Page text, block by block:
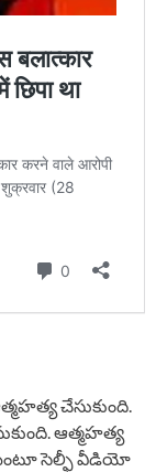
చేసుకుంది.
ఆత్మహత్య
సెల్ఫీ వీడియో